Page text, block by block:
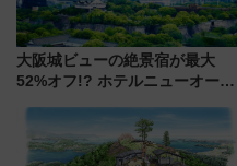
大阪城ビューの絶景宿が最大
52%オフ!? ホテルニューオータ
ール」で秋の関西旅を豪華にす
る方法（8月20日まで！）